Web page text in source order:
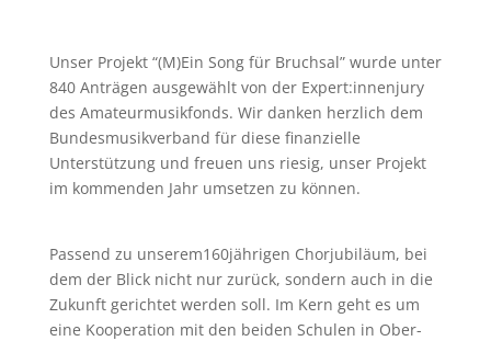
Unser Projekt “(M)Ein Song für Bruchsal” wurde unter
840 Anträgen ausgewählt von der Expert:innenjury
des Amateurmusikfonds. Wir danken herzlich dem
Bundesmusikverband für diese finanzielle
Unterstützung und freuen uns riesig, unser Projekt
im kommenden Jahr umsetzen zu können.
Passend zu unserem160jährigen Chorjubiläum, bei
dem der Blick nicht nur zurück, sondern auch in die
Zukunft gerichtet werden soll. Im Kern geht es um
eine Kooperation mit den beiden Schulen in Ober-